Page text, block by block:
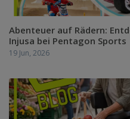
Abenteuer auf Rädern:
Injusa bei Pentagon Sports
19 Jun, 2026